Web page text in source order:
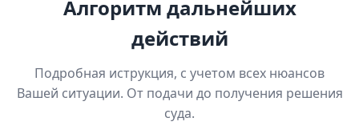
Алгоритм дальнейших
действий
Подробная иструкция, с учетом всех нюансов
Вашей ситуации. От подачи до получения решения
суда.